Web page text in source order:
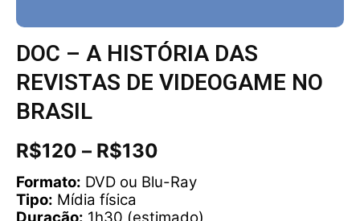
DOC – A HISTÓRIA DAS
REVISTAS DE VIDEOGAME NO
BRASIL
R$120 – R$130
preço:
Formato: DVD ou Blu-Ray
Tipo: Mídia física